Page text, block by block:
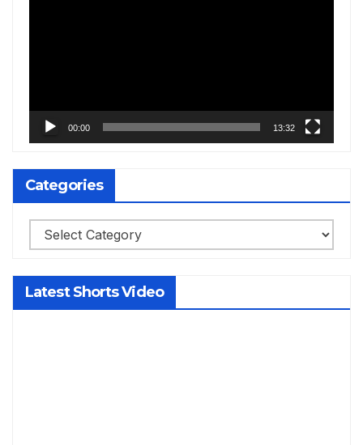
00:00 13:32
Categories
Categories
Latest Shorts Video